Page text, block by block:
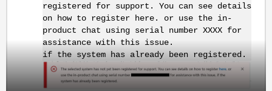
registered for support. You can see details
on how to register here. or use the in-
product chat using serial number XXXX for
assistance with this issue.
if the system has already been registered.